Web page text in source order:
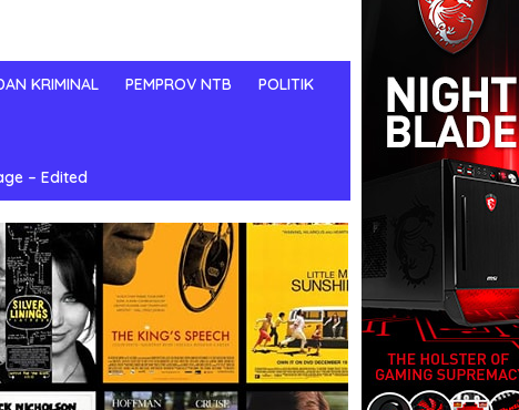
KRIMINAL PEMPROV NTB POLITIK
– Edited